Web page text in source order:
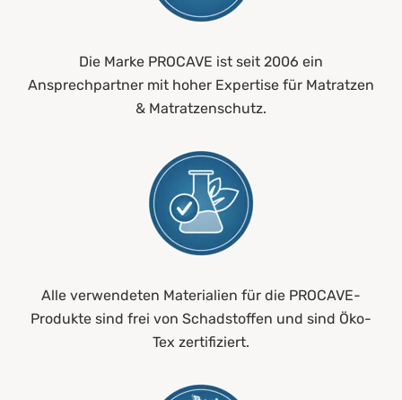
Die Marke PROCAVE ist seit 2006 ein
Ansprechpartner mit hoher Expertise für Matratzen
& Matratzenschutz.
Alle verwendeten Materialien für die PROCAVE-
Produkte sind frei von Schadstoffen und sind Öko-
Tex zertifiziert.